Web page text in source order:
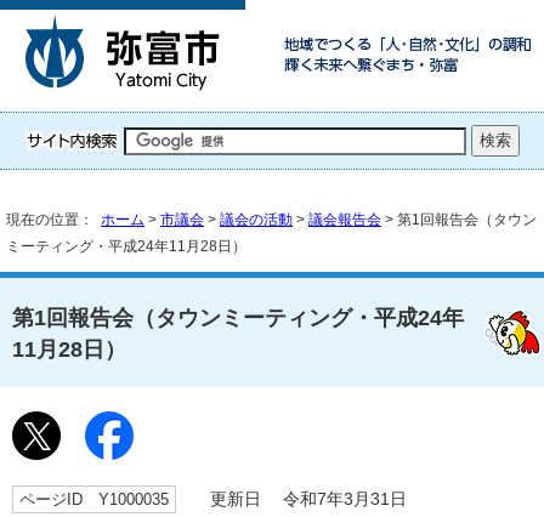
現在の位置： ホーム > 市議会 > 議会の活動 > 議会報告会 > 第1回報告会（タウン
ミーティング・平成24年11月28日）
第1回報告会（タウンミーティング・平成24年
11月28日）
ページID Y1000035 更新日 令和7年3月31日